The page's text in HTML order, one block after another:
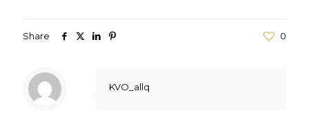
Share 0
KVO_allq